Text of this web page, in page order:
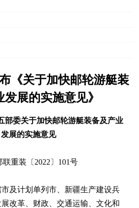
《关于加快邮轮游艇装
展的实施意见》
部委关于加快邮轮游艇装备及产业
发展的实施意见
联重装〔2022〕101号
及计划单列市、新疆生产建设兵
改革、财政、交通运输、文化和